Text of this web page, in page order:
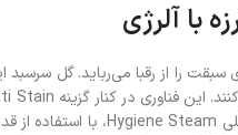
با آلرژی